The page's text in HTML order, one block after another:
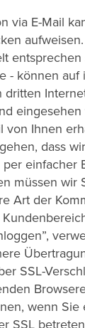
via E-Mail
- können auf
dritten
von Ihnen
dass
einfacher
müssen wir
Art der
SSL-
wenn Sie
SSL